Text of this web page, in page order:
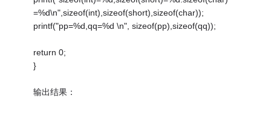
=%d\n",sizeof(int),sizeof(short),sizeof(char));
printf("pp=%d,qq=%d \n", sizeof(pp),sizeof(qq));
return 0;
}
输出结果：